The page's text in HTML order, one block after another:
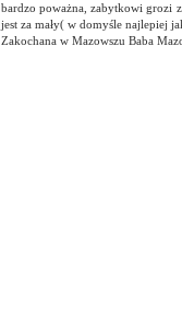
bardzo poważna, zabytkowi grozi
jest za mały( w domyśle najlepiej
Zakochana w Mazowszu Baba